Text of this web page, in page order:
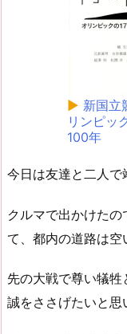
▶ 新国立
リンピッ
100年
今日は友達と二人で
クルマで出かけた
て、都内の道路は空
先の大戦で尊い犠
誠をささげたいと思